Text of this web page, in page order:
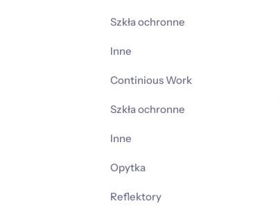
Szkła ochronne
Inne
Continious Work
Szkła ochronne
Inne
Opytka
Reflektory